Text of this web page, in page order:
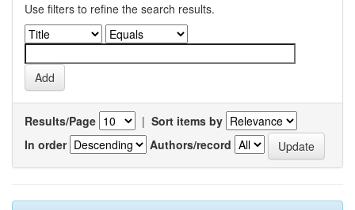
Use filters to refine the search results.
Results/Page | Sort items by
In order
Authors/record